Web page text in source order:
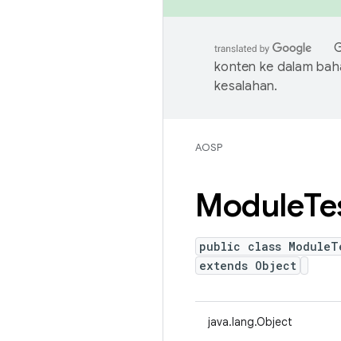
konten ke dalam
kesalahan.
AOSP
Module
public class
extends Object
java.lang.Object